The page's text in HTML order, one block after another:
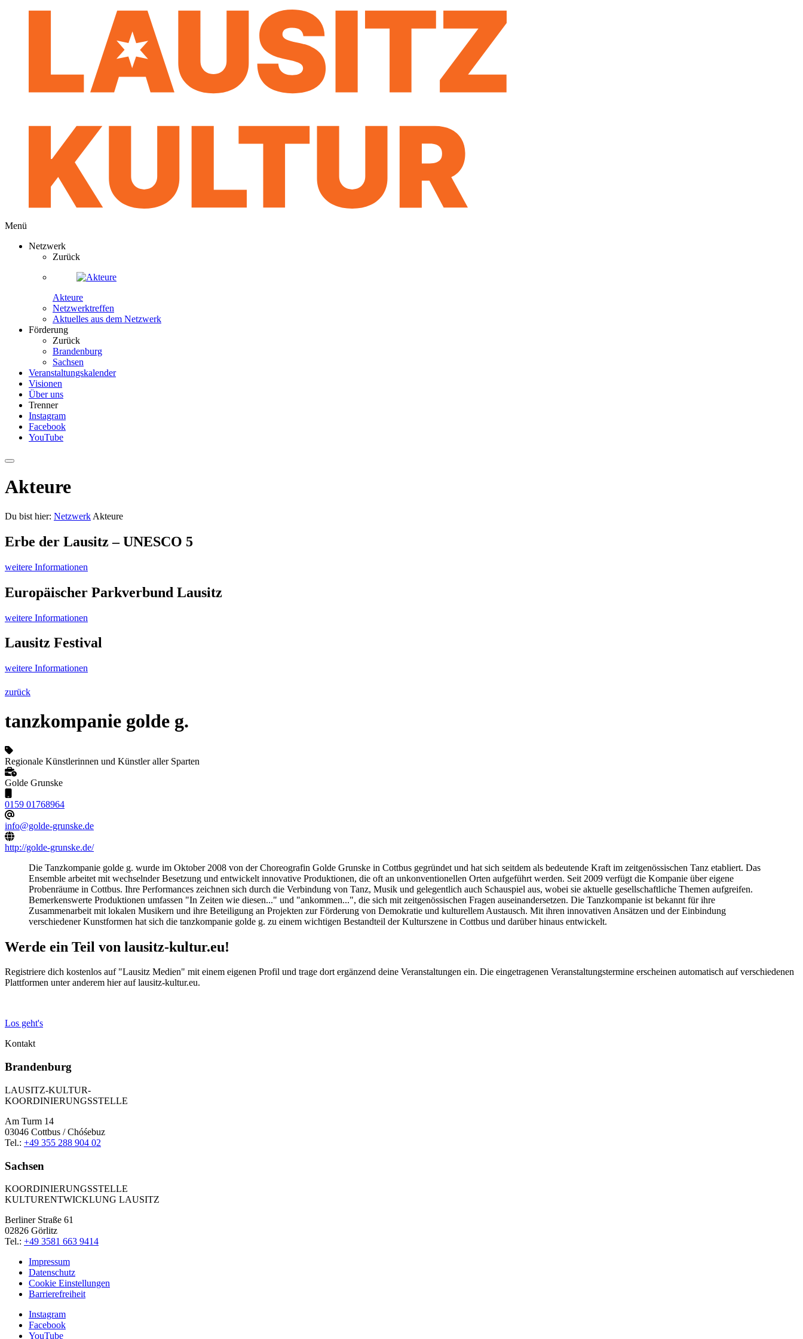
Menü
Netzwerk
Zurück
Akteure
Netzwerktreffen
Aktuelles aus dem Netzwerk
Förderung
Zurück
Brandenburg
Sachsen
Veranstaltungskalender
Visionen
Über uns
Trenner
Instagram
Facebook
YouTube
Akteure
Du bist hier: Netzwerk Akteure
Erbe der Lausitz – UNESCO 5
weitere Informationen
Europäischer Parkverbund Lausitz
weitere Informationen
Lausitz Festival
weitere Informationen
zurück
tanzkompanie golde g.
Regionale Künstlerinnen und Künstler aller Sparten
Golde Grunske
0159 01768964
info@golde-grunske.de
http://golde-grunske.de/
Die Tanzkompanie golde g. wurde im Oktober 2008 von der Choreografin Golde Grunske in Cottbus gegründet und hat sich seitdem als bedeutende Kraft im zeitgenössischen Tanz etabliert. Das
Ensemble arbeitet mit wechselnder Besetzung und entwickelt innovative Produktionen, die oft an unkonventionellen Orten aufgeführt werden. Seit 2009 verfügt die Kompanie über eigene
Probenräume in Cottbus. Ihre Performances zeichnen sich durch die Verbindung von Tanz, Musik und gelegentlich auch Schauspiel aus, wobei sie aktuelle gesellschaftliche Themen aufgreifen.
Bemerkenswerte Produktionen umfassen "In Zeiten wie diesen..." und "ankommen...", die sich mit zeitgenössischen Fragen auseinandersetzen. Die Tanzkompanie ist bekannt für ihre
Zusammenarbeit mit lokalen Musikern und ihre Beteiligung an Projekten zur Förderung von Demokratie und kulturellem Austausch. Mit ihren innovativen Ansätzen und der Einbindung
verschiedener Kunstformen hat sich die tanzkompanie golde g. zu einem wichtigen Bestandteil der Kulturszene in Cottbus und darüber hinaus entwickelt.
Werde ein Teil von lausitz-kultur.eu!
Registriere dich kostenlos auf "Lausitz Medien" mit einem eigenen Profil und trage dort ergänzend deine Veranstaltungen ein. Die eingetragenen Veranstaltungstermine erscheinen automatisch auf verschiedenen
Plattformen unter anderem hier auf lausitz-kultur.eu.
Los geht's
Kontakt
Brandenburg
LAUSITZ-KULTUR-
KOORDINIERUNGSSTELLE
Am Turm 14
03046 Cottbus / Chóśebuz
Tel.: +49 355 288 904 02
Sachsen
KOORDINIERUNGSSTELLE
KULTURENTWICKLUNG LAUSITZ
Berliner Straße 61
02826 Görlitz
Tel.: +49 3581 663 9414
Impressum
Datenschutz
Cookie Einstellungen
Barrierefreiheit
Instagram
Facebook
YouTube